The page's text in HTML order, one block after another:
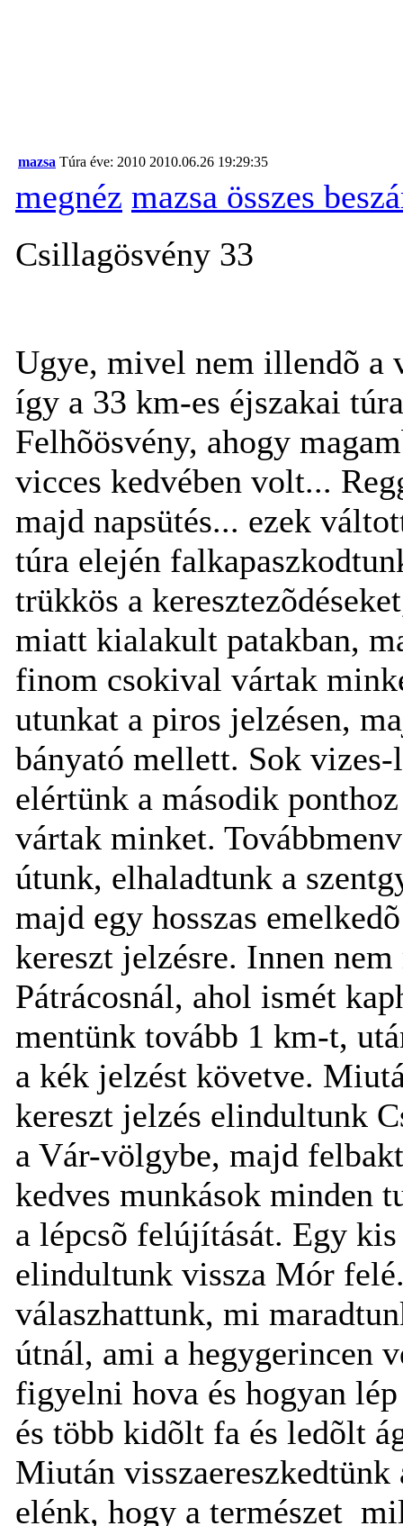
mazsa Túra éve: 2010 2010.06.26 19:29:35
megnéz mazsa összes
Csillagösvény 33
Ugye, mivel nem illendõ a
így a 33 km-es éjszakai
Felhõösvény, ahogy
vicces kedvében volt...
majd napsütés... ezek
túra elején
trükkös a
miatt kialakult patakban,
finom csokival vártak
utunkat a piros jelzésen,
bányató mellett. Sok
elértünk a második
vártak minket.
útunk, elhaladtunk a
majd egy hosszas
kereszt jelzésre. Innen
Pátrácosnál, ahol ismét
mentünk tovább 1 km-t,
a kék jelzést követve.
kereszt jelzés elindultunk
a Vár-völgybe, majd
kedves munkások minden
a lépcsõ felújítását. Egy kis
elindultunk vissza Mór
válaszhattunk, mi
útnál, ami a hegygerincen
figyelni hova és hogyan
és több kidõlt fa és ledõlt
Miután
elénk, hogy a természet